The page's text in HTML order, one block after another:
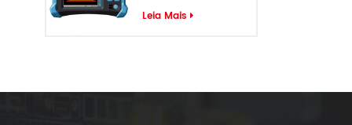
Cabo S-55
Leia Mais